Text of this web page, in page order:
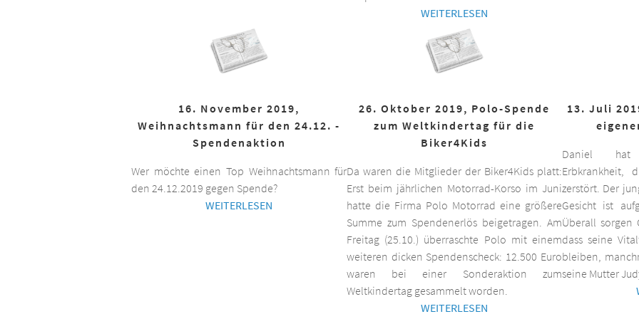
WEITERLESEN
16. November 2019,
Weihnachtsmann für den 24.12. -
Spendenaktion
Wer möchte einen Top Weihnachtsmann für
den 24.12.2019 gegen Spende?
WEITERLESEN
26. Oktober 2019, Polo-Spende
zum Weltkindertag für die
Biker4Kids
Da waren die Mitglieder der Biker4Kids platt:
Erst beim jährlichen Motorrad-Korso im Juni
hatte die Firma Polo Motorrad eine größere
Summe zum Spendenerlös beigetragen. Am
Freitag (25.10.) überraschte Polo mit einem
weiteren dicken Spendenscheck: 12.500 Euro
waren bei einer Sonderaktion zum
Weltkindertag gesammelt worden.
WEITERLESEN
13. Juli
Daniel hat
Erbkrankheit,
zerstört. Der
Gesicht ist
Überall sorgen
dass seine
bleiben,
seine Mutter